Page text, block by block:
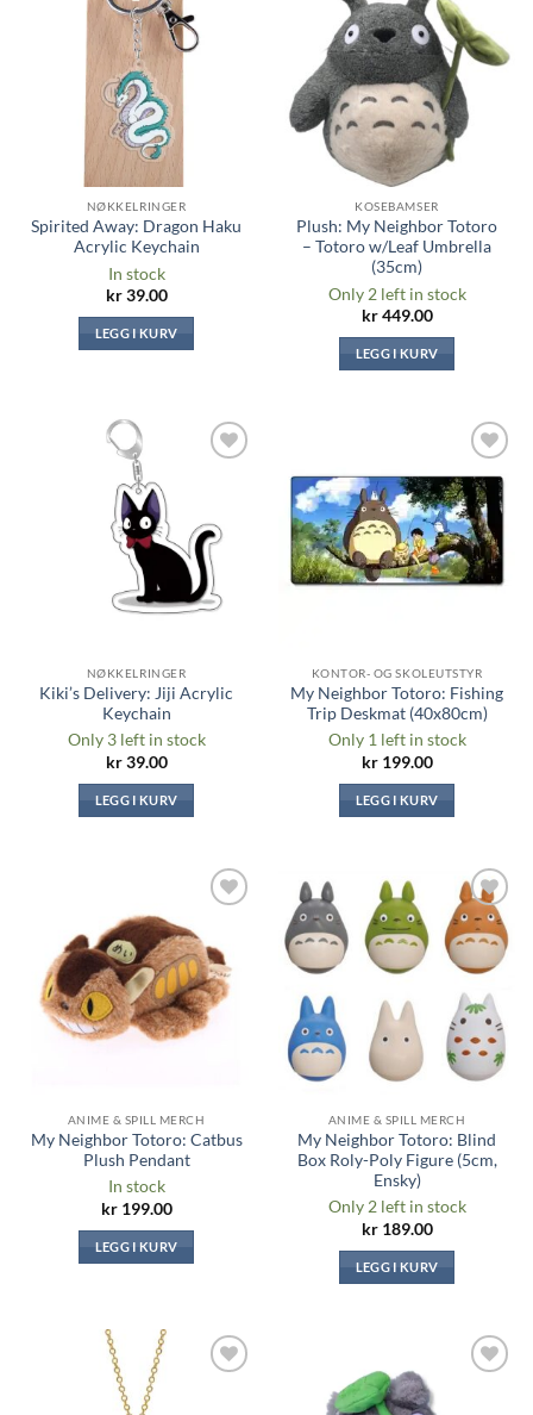
ønskeliste
NØKKELRINGER
Spirited Away: Dragon Haku
Acrylic Keychain
In stock
kr39.00
LEGG I KURV
Legg til i
ønskeliste
KOSEBAMSER
Plush: My Neighbor Totoro
– Totoro w/Leaf Umbrella
(35cm)
Only 2 left in stock
kr449.00
LEGG I KURV
NØKKELRINGER
Kiki’s Delivery: Jiji Acrylic
Keychain
Only 3 left in stock
kr39.00
LEGG I KURV
Legg til i
ønskeliste
KONTOR- OG SKOLEUTSTYR
My Neighbor Totoro: Fishing
Trip Deskmat (40x80cm)
Only 1 left in stock
kr199.00
LEGG I KURV
ønskeliste
ANIME & SPILL MERCH
My Neighbor Totoro: Catbus
Plush Pendant
In stock
kr199.00
LEGG I KURV
Legg til i
ønskeliste
ANIME & SPILL MERCH
My Neighbor Totoro: Blind
Box Roly-Poly Figure (5cm,
Ensky)
Only 2 left in stock
kr189.00
LEGG I KURV